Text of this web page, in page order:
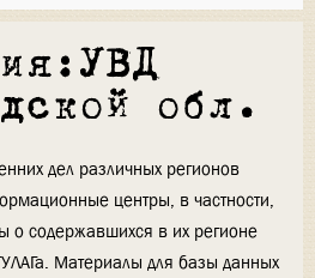
обл.
дел различных регионов
центры, в частности,
о содержавшихся в их регионе
Материалы для базы данных